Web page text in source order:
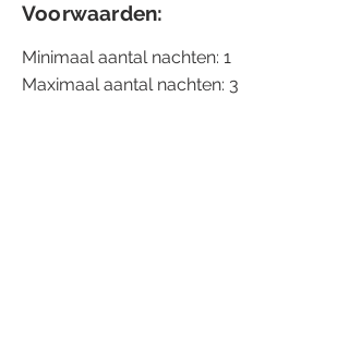
Voorwaarden:
Minimaal aantal nachten: 1
Maximaal aantal nachten: 3